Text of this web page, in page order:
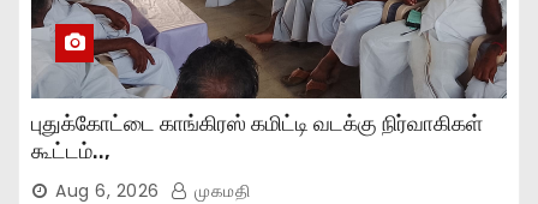
புதுக்கோட்டை காங்கிரஸ் கமிட்டி வடக்கு நிர்வாகிகள்
கூட்டம்..,
Aug 6, 2026 முகமதி